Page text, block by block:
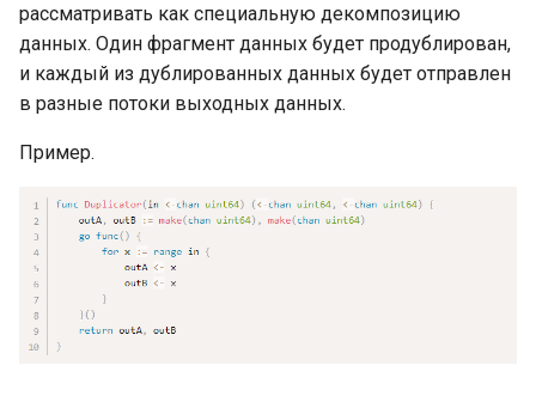
объявлениях констант
iota в объявлениях
констант
Переменные, объявления
Переменные: присвоение
чистых значений
Короткие формы
объявления переменных
io.WriteString()
Полезные типы и пакеты
для ввода-вывода: Pipe
Преобразование данных в
JSON
JSON Marshal: обработка
рассматривать как специальную декомпозицию
данных. Один фрагмент данных будет продублирован,
и каждый из дублированных данных будет отправлен
в разные потоки выходных данных.
Пример.